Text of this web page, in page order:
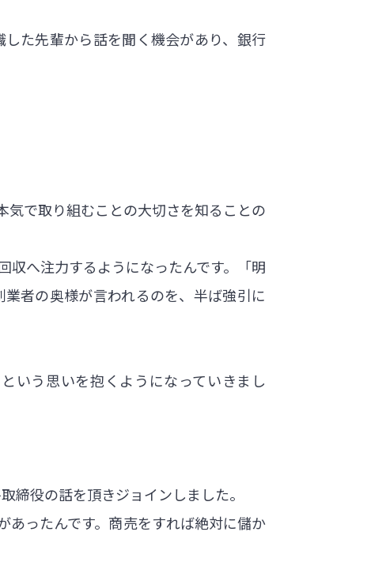
た先輩から話を聞く機会があり、銀行
気で取り組むことの大切さを知ることの
収へ注力するようになったんです。「明
者の奥様が言われるのを、半ば強引に
いう思いを抱くようになっていきまし
締役の話を頂きジョインしました。
あったんです。商売をすれば絶対に儲か